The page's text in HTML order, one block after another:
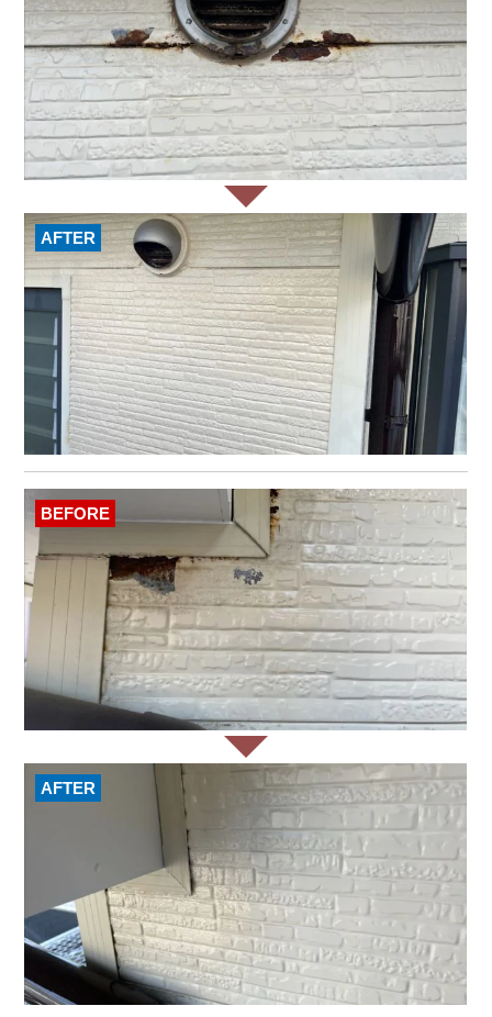
AFTER
BEFORE
AFTER